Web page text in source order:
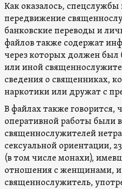
Как оказалось,
передвижение
банковские переводы и
файлов также содержат
через которых должен был
или иной
сведения о священниках,
наркотики или дружат с
В файлах также говорится,
оперативной работы были
священнослужителей
сексуальной ориентации,
(в том числе монахи),
отношения с женщинами, и
священнослужитель,